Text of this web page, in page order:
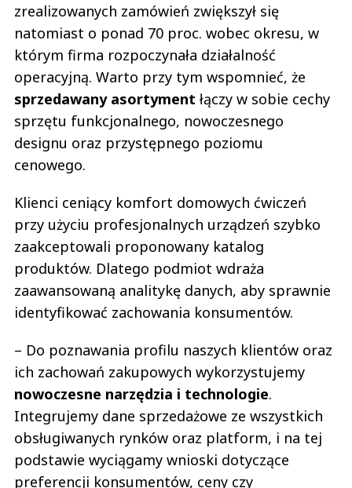
zrealizowanych zamówień zwiększył się
natomiast o ponad 70 proc. wobec okresu, w
którym firma rozpoczynała działalność
operacyjną. Warto przy tym wspomnieć, że
sprzedawany asortyment łączy w sobie cechy
sprzętu funkcjonalnego, nowoczesnego
designu oraz przystępnego poziomu
cenowego.
Klienci ceniący komfort domowych ćwiczeń
przy użyciu profesjonalnych urządzeń szybko
zaakceptowali proponowany katalog
produktów. Dlatego podmiot wdraża
zaawansowaną analitykę danych, aby sprawnie
identyfikować zachowania konsumentów.
– Do poznawania profilu naszych klientów oraz
ich zachowań zakupowych wykorzystujemy
nowoczesne narzędzia i technologie.
Integrujemy dane sprzedażowe ze wszystkich
obsługiwanych rynków oraz platform, i na tej
podstawie wyciągamy wnioski dotyczące
preferencji konsumentów, ceny czy